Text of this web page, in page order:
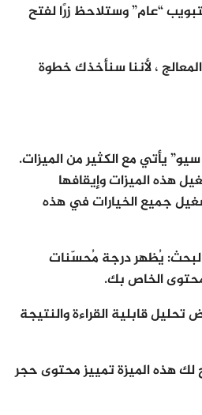
“عام” وستلاحظ زرًا لفتح
، لأننا سنأخذك خطوة
يأتي مع الكثير من الميزات.
هذه الميزات وإيقافها
جميع الخيارات في هذه
يُظهر درجة مُحسّنات
الخاص بك.
تحليل قابلية القراءة والنتيجة
هذه الميزة تمييز محتوى حجر